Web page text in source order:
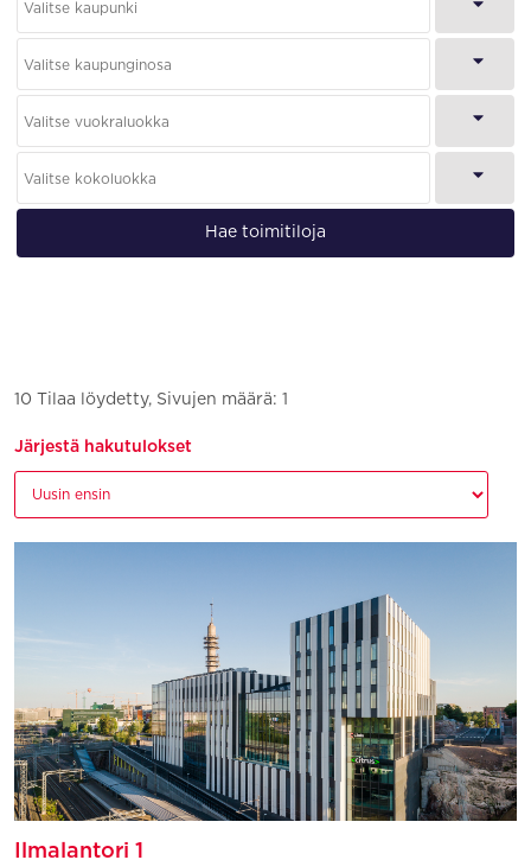
Hae toimitiloja
10 Tilaa löydetty, Sivujen määrä: 1
Järjestä hakutulokset
Ilmalantori 1